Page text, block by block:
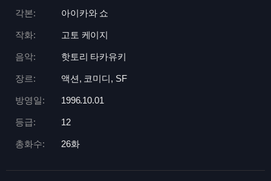
각본: 아이카와 쇼
작화: 고토 케이지
음악: 핫토리 타카유키
장르: 액션, 코미디, SF
방영일: 1996.10.01
등급: 12
총화수: 26화